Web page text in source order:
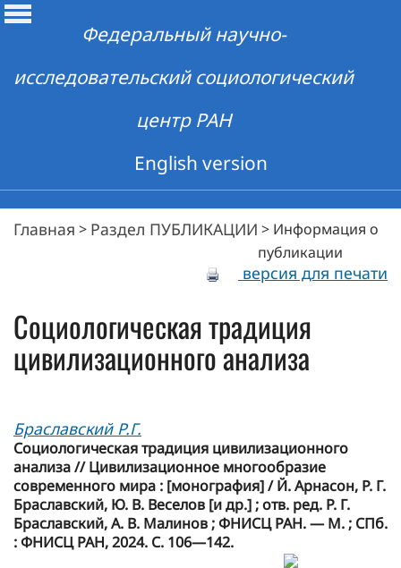
Федеральный научно-
исследовательский социологический
центр РАН
English version
Главная > Раздел ПУБЛИКАЦИИ > Информация о
публикации
версия для печати
Социологическая традиция
цивилизационного анализа
Браславский Р.Г.
Социологическая традиция цивилизационного
анализа // Цивилизационное многообразие
современного мира : [монография] / Й. Арнасон, Р. Г.
Браславский, Ю. В. Веселов [и др.] ; отв. ред. Р. Г.
Браславский, А. В. Малинов ; ФНИСЦ РАН. — М. ; СПб.
: ФНИСЦ РАН, 2024. С. 106—142.